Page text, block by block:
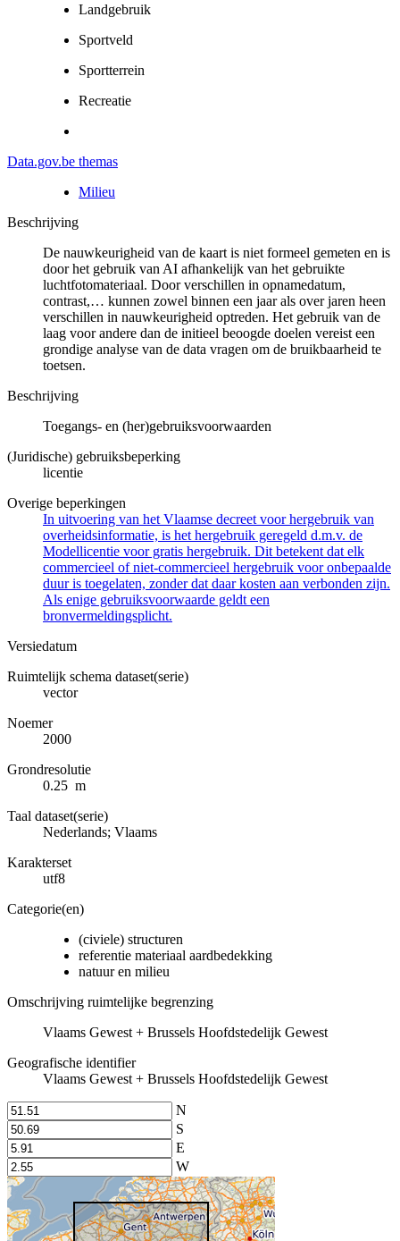
Landgebruik
Sportveld
Sportterrein
Recreatie
Data.gov.be themas
Milieu
Beschrijving
De nauwkeurigheid van de kaart is niet formeel gemeten en is
door het gebruik van AI afhankelijk van het gebruikte
luchtfotomateriaal. Door verschillen in opnamedatum,
contrast,… kunnen zowel binnen een jaar als over jaren heen
verschillen in nauwkeurigheid optreden. Het gebruik van de
laag voor andere dan de initieel beoogde doelen vereist een
grondige analyse van de data vragen om de bruikbaarheid te
toetsen.
Beschrijving
Toegangs- en (her)gebruiksvoorwaarden
(Juridische) gebruiksbeperking
licentie
Overige beperkingen
In uitvoering van het Vlaamse decreet voor hergebruik van
overheidsinformatie, is het hergebruik geregeld d.m.v. de
Modellicentie voor gratis hergebruik. Dit betekent dat elk
commercieel of niet-commercieel hergebruik voor onbepaalde
duur is toegelaten, zonder dat daar kosten aan verbonden zijn.
Als enige gebruiksvoorwaarde geldt een
bronvermeldingsplicht.
Versiedatum
Ruimtelijk schema dataset(serie)
vector
Noemer
2000
Grondresolutie
0.25 m
Taal dataset(serie)
Nederlands; Vlaams
Karakterset
utf8
Categorie(en)
(civiele) structuren
referentie materiaal aardbedekking
natuur en milieu
Omschrijving ruimtelijke begrenzing
Vlaams Gewest + Brussels Hoofdstedelijk Gewest
Geografische identifier
Vlaams Gewest + Brussels Hoofdstedelijk Gewest
N
S
E
W